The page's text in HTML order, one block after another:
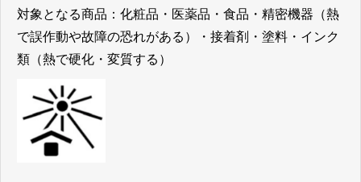
対象となる商品： 化粧品・医薬品・食品・精密機器（熱
で誤作動や故障の恐れがある）・接着剤・塗料・インク
類（熱で硬化・変質する）